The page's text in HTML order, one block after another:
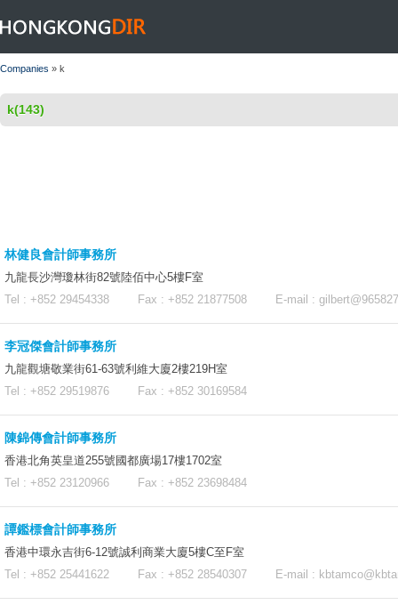
HONGKONGDIR
Companies » k
k(143)
林健良會計師事務所
九龍長沙灣瓊林街82號陸佰中心5樓F室
Tel : +852 29454338 Fax : +852 21877508 E-mail :
李冠傑會計師事務所
九龍觀塘敬業街61-63號利維大廈2樓219H室
Tel : +852 29519876 Fax : +852 30169584
陳錦傳會計師事務所
香港北角英皇道255號國都廣場17樓1702室
Tel : +852 23120966 Fax : +852 23698484
譚鑑標會計師事務所
香港中環永吉街6-12號誠利商業大廈5樓C至F室
Tel : +852 25441622 Fax : +852 28540307 E-mail :